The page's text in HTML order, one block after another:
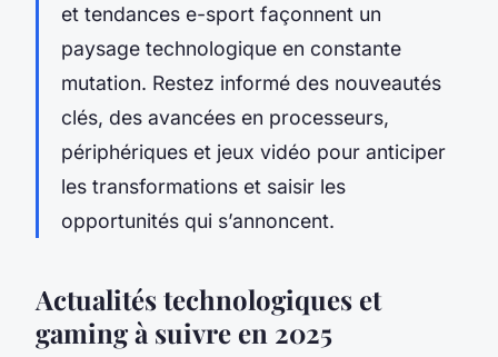
et tendances e-sport façonnent un
paysage technologique en constante
mutation. Restez informé des nouveautés
clés, des avancées en processeurs,
périphériques et jeux vidéo pour anticiper
les transformations et saisir les
opportunités qui s’annoncent.
Actualités technologiques et
gaming à suivre en 2025